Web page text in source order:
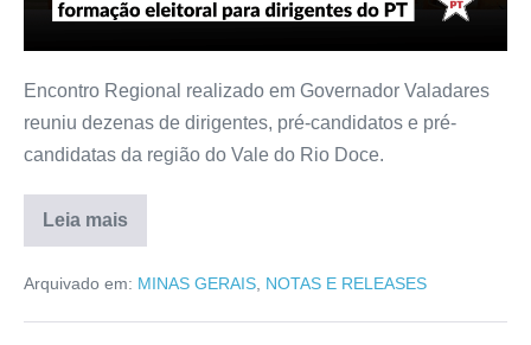
Encontro Regional realizado em Governador Valadares
reuniu dezenas de dirigentes, pré-candidatos e pré-
candidatas da região do Vale do Rio Doce.
Leia mais
Arquivado em: MINAS GERAIS, NOTAS E RELEASES